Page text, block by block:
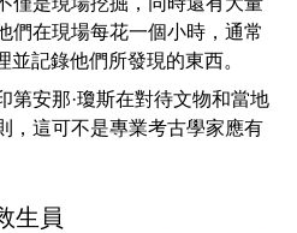
們在現場每花一個小時，通常
並記錄他們所發現的東西。
第安那·瓊斯在對待文物和當地
，這可不是專業考古學家應有
生員